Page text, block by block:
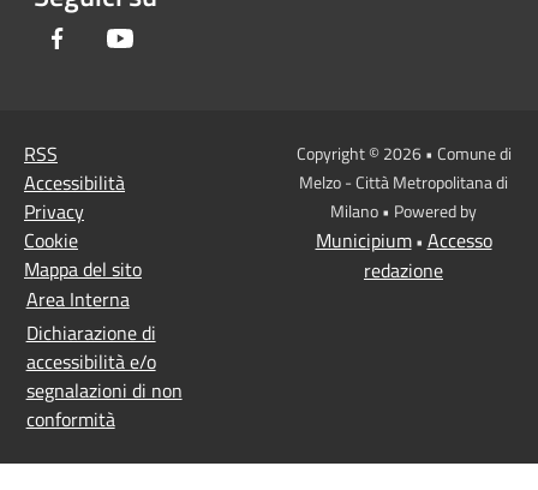
Facebook
RSS
Accessibilità
Privacy
Cookie
Mappa del sito
Area Interna
Dichiarazione di
accessibilità e/o
segnalazioni di non
conformità
Copyright © 2026 • Comune di
Melzo - Città Metropolitana di
Milano • Powered by
Municipium• Accesso
redazione